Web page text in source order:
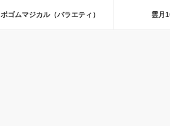
ボゴムマジカル（バラエティ） 雲月